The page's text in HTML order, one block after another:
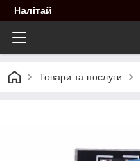
Налітай
Товари та послуги